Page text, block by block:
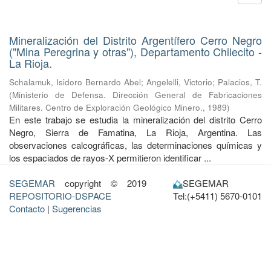
Mineralización del Distrito Argentífero Cerro Negro
("Mina Peregrina y otras"), Departamento Chilecito -
La Rioja.
Schalamuk, Isidoro Bernardo Abel; Angelelli, Victorio; Palacios, T.
(Ministerio de Defensa. Dirección General de Fabricaciones
Militares. Centro de Exploración Geológico Minero., 1989)
En este trabajo se estudia la mineralización del distrito Cerro
Negro, Sierra de Famatina, La Rioja, Argentina. Las
observaciones calcográficas, las determinaciones químicas y
los espaciados de rayos-X permitieron identificar ...
SEGEMAR copyright © 2019
REPOSITORIO-DSPACE
Contacto | Sugerencias
SEGEMAR
Tel:(+5411) 5670-0101